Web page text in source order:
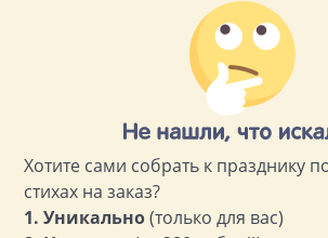
Хотите сами собрать к празднику
стихах на заказ?
1. Уникально(только для вас)